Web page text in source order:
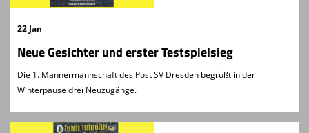
22 Jan
Neue Gesichter und erster Testspielsieg
Die 1. Männermannschaft des Post SV Dresden begrüßt in der
Winterpause drei Neuzugänge.